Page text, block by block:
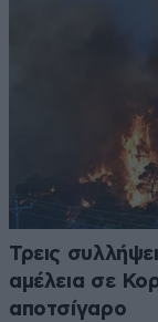
Τρεις
αμέλεια σε
αποτσίγαρο